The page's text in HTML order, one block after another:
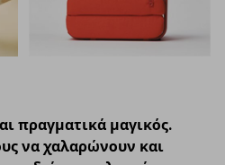
πραγματικά μαγικός.
να χαλαρώνουν και